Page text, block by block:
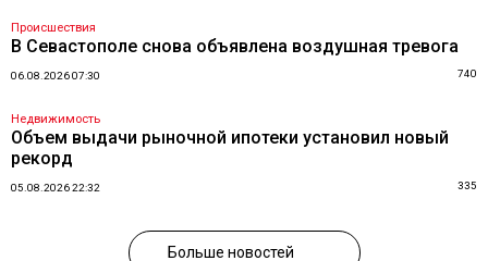
Происшествия
В Севастополе снова объявлена воздушная тревога
06.08.2026 07:30 740
Недвижимость
Объем выдачи рыночной ипотеки установил новый
рекорд
05.08.2026 22:32 335
Больше новостей